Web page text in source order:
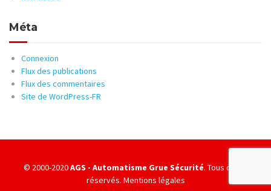
Méta
Connexion
Flux des publications
Flux des commentaires
Site de WordPress-FR
© 2000-2020AGS - Automatisme Grue Sécurité. Tous droits
réservés. Mentions légales